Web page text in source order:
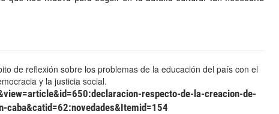
de reflexión sobre los problemas de la educación del país con el
y la justicia social.
respecto-de-la-creacion-de-
caba&catid=62:novedades&Itemid=154